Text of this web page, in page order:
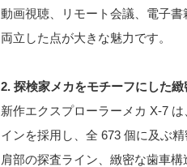
動画視聴、リモート会議、電子
両立した点が大きな魅力です。
2. 探検家メカをモチーフにした
新作エクスプローラーメカ X-7
インを採用し、全 673 個に及ぶ
肩部の探査ライン、緻密な歯車